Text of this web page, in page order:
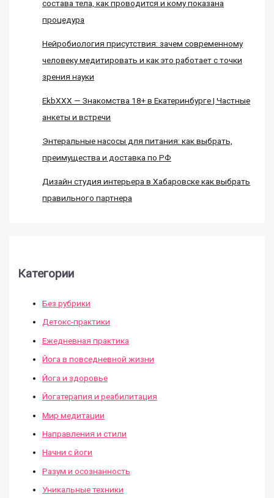
состава тела, как проводится и кому показана
процедура
Нейробиология присутствия: зачем современному
человеку медитировать и как это работает с точки
зрения науки
EkbXXX — Знакомства 18+ в Екатеринбурге | Частные
анкеты и встречи
Энтеральные насосы для питания: как выбрать,
преимущества и доставка по РФ
Дизайн студия интерьера в Хабаровске как выбрать
правильного партнера
Категории
Без рубрики
Детокс-практики
Ежедневная практика
Йога в повседневной жизни
Йога и здоровье
Йогатерапия и реабилитация
Мир медитации
Направления и стили
Начни с йоги
Разум и осознанность
Уникальные техники